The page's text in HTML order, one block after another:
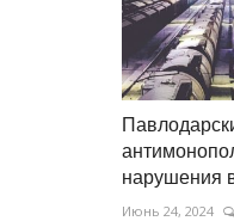
нарушения
Июнь 24, 2024